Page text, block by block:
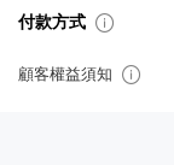
付款方式
顧客權益須知